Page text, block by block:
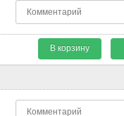
В корзину